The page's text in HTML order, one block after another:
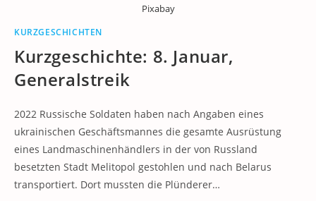
Pixabay
KURZGESCHICHTEN
Kurzgeschichte: 8. Januar,
Generalstreik
2022 Russische Soldaten haben nach Angaben eines
ukrainischen Geschäftsmannes die gesamte Ausrüstung
eines Landmaschinenhändlers in der von Russland
besetzten Stadt Melitopol gestohlen und nach Belarus
transportiert. Dort mussten die Plünderer…